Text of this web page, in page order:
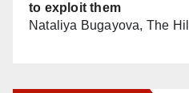
to exploit them
Nataliya Bugayova, The Hill